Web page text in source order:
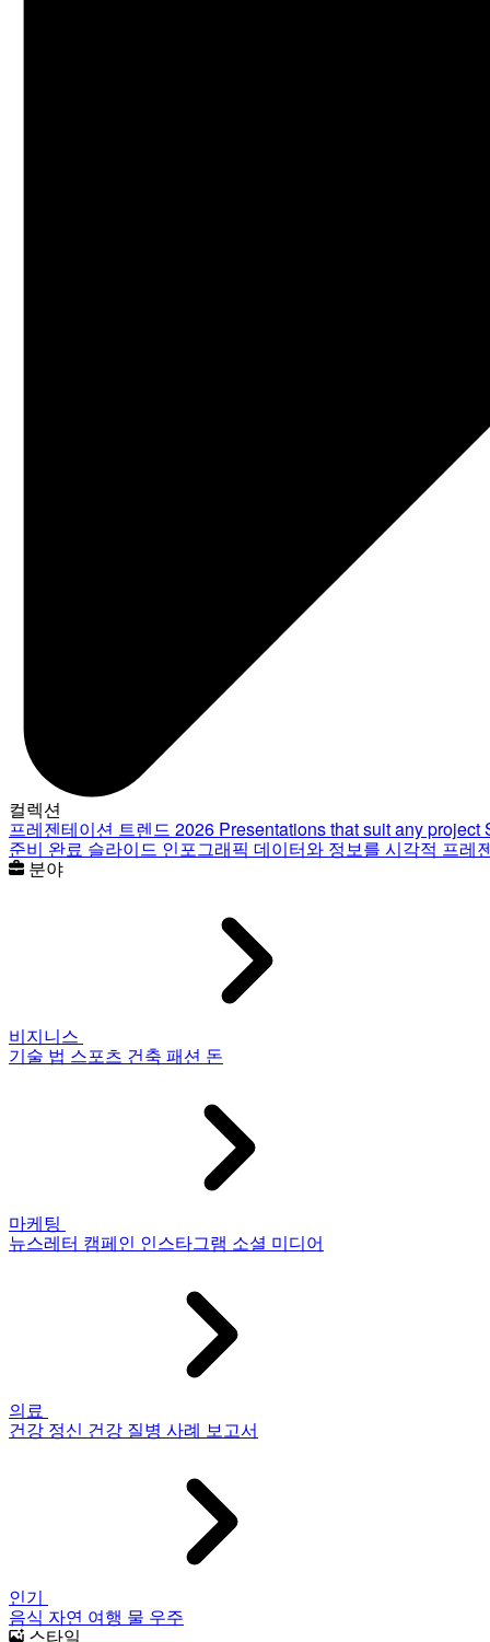
컬렉션
프레젠테이션 트렌드 2026 Presentations that suit any project
준비 완료 슬라이드 인포그래픽 데이터와 정보를 시각적 프레
분야
비지니스
기술 법 스포츠 건축 패션 돈
마케팅
뉴스레터 캠페인 인스타그램 소셜 미디어
의료
건강 정신 건강 질병 사례 보고서
인기
음식 자연 여행 물 우주
스타일